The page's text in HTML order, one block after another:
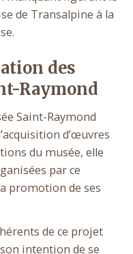
de Transalpine à la
des
Raymond
Saint-Raymond
d’œuvres
du musée, elle
par ce
promotion de ses
de ce projet
intention de se